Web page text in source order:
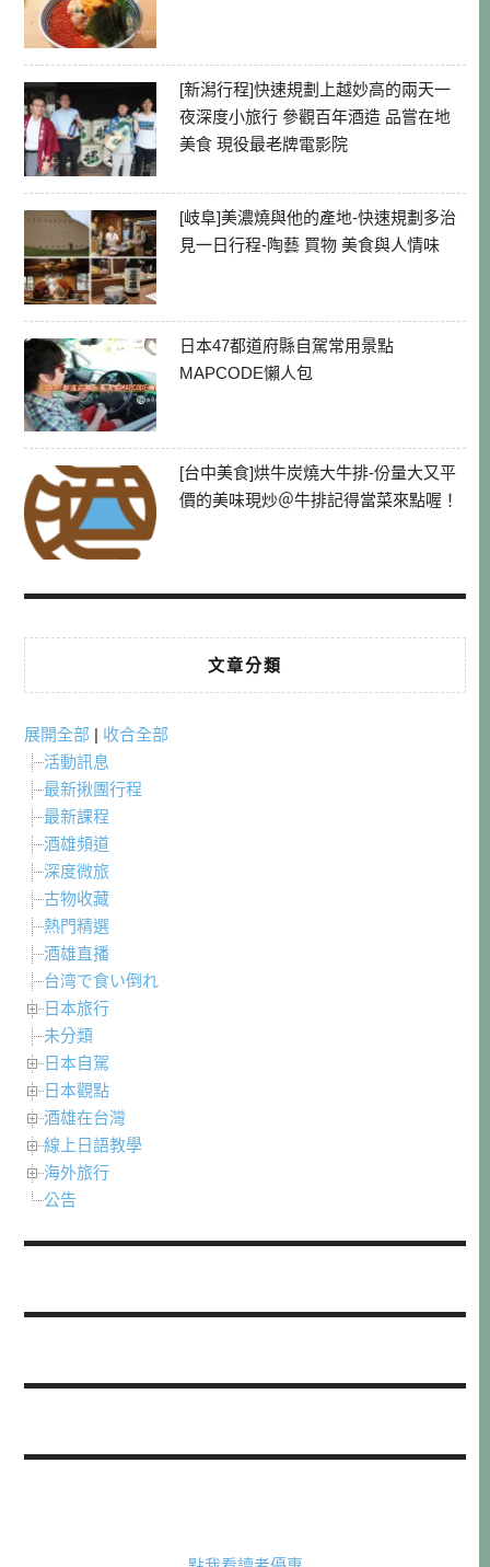
[新潟行程]快速規劃上越妙高的兩天一
夜深度小旅行 參觀百年酒造 品嘗在地
美食 現役最老牌電影院
[岐阜]美濃燒與他的產地-快速規劃多治
見一日行程-陶藝 買物 美食與人情味
日本47都道府縣自駕常用景點
MAPCODE懶人包
[台中美食]烘牛炭燒大牛排-份量大又平
價的美味現炒＠牛排記得當菜來點喔！
文章分類
展開全部 | 收合全部
活動訊息
最新揪團行程
最新課程
酒雄頻道
深度微旅
古物收藏
熱門精選
酒雄直播
台湾で食い倒れ
日本旅行
未分類
日本自駕
日本觀點
酒雄在台灣
線上日語教學
海外旅行
公告